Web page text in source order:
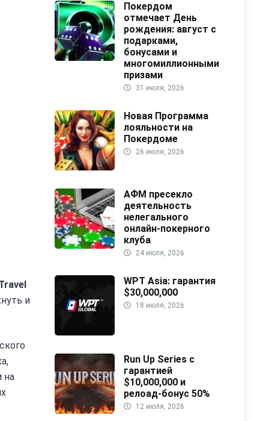
и
на
Покердом
отмечает День
рождения: август с
подарками,
бонусами и
многомиллионными
призами
31 июля, 2026
Новая Программа
лояльности на
Покердоме
26 июля, 2026
АФМ пресекло
деятельность
нелегального
онлайн-покерного
клуба
24 июля, 2026
WPT Asia: гарантия
$30,000,000
18 июля, 2026
Run Up Series с
гарантией
$10,000,000 и
релоад-бонус 50%
12 июля, 2026